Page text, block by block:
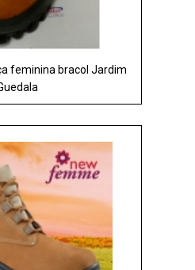
feminina bracol Jardim